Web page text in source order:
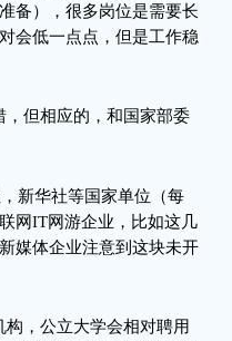
备），很多岗位是需要长
会低一点点，但是工作稳
但相应的，和国家部委
，新华社等国家单位（每
网IT网游企业，比如这几
媒体企业注意到这块未开
，公立大学会相对聘用